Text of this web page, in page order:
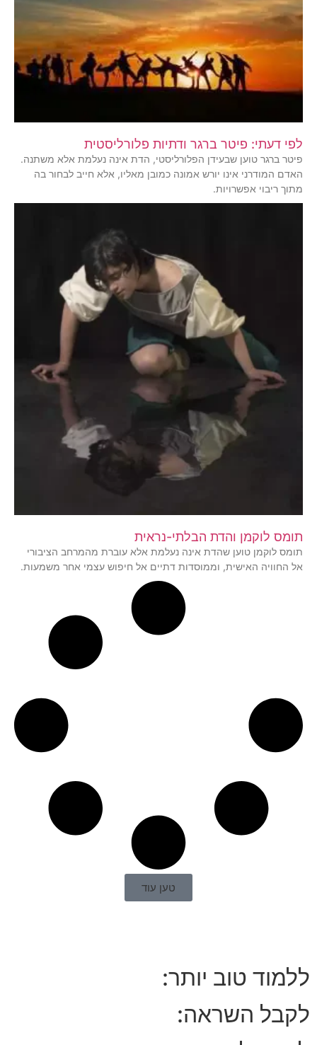
לפי דעתי: פיטר ברגר ודתיות פלורליסטית
פיטר ברגר טוען שבעידן הפלורליסטי, הדת אינה נעלמת אלא משתנה.
האדם המודרני אינו יורש אמונה כמובן מאליו, אלא חייב לבחור בה
מתוך ריבוי אפשרויות.
תומס לוקמן והדת הבלתי-נראית
תומס לוקמן טוען שהדת אינה נעלמת אלא עוברת מהמרחב הציבורי
אל החוויה האישית, וממוסדות דתיים אל חיפוש עצמי אחר משמעות.
טען עוד
ללמוד טוב יותר:
לקבל השראה: